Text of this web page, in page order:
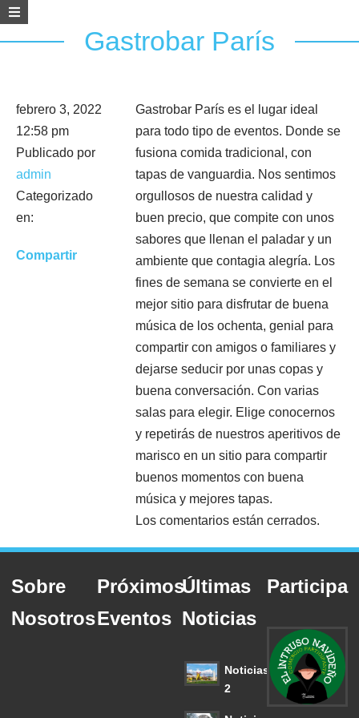
Gastrobar París
febrero 3, 2022
12:58 pm
Publicado por
admin
Categorizado
en:
Compartir
Gastrobar París es el lugar ideal
para todo tipo de eventos. Donde se
fusiona comida tradicional, con
tapas de vanguardia. Nos sentimos
orgullosos de nuestra calidad y
buen precio, que compite con unos
sabores que llenan el paladar y un
ambiente que contagia alegría. Los
fines de semana se convierte en el
mejor sitio para disfrutar de buena
música de los ochenta, genial para
compartir con amigos o familiares y
dejarse seducir por unas copas y
buena conversación. Con varias
salas para elegir. Elige conocernos
y repetirás de nuestros aperitivos de
marisco en un sitio para compartir
buenos momentos con buena
música y mejores tapas.
Los comentarios están cerrados.
Sobre
Nosotros
Próximos
Eventos
Últimas
Noticias
Noticias
2
Participa